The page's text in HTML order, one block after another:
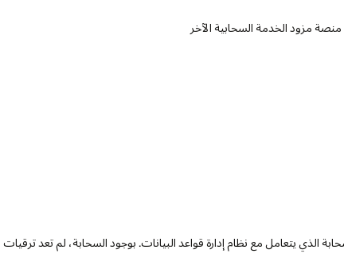
مزود الخدمة السحابية الآخر
الذي يتعامل مع نظام إدارة قواعد البيانات. بوجود السحابة، لم تعد